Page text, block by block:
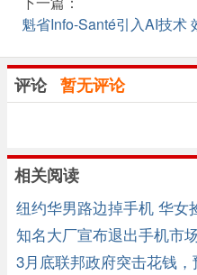
魁省Info-Santé引入AI技术
评论 暂无评论
相关阅读
纽约华男路边掉手机 华女
知名大厂宣布退出手机市
3月底联邦政府突击花钱